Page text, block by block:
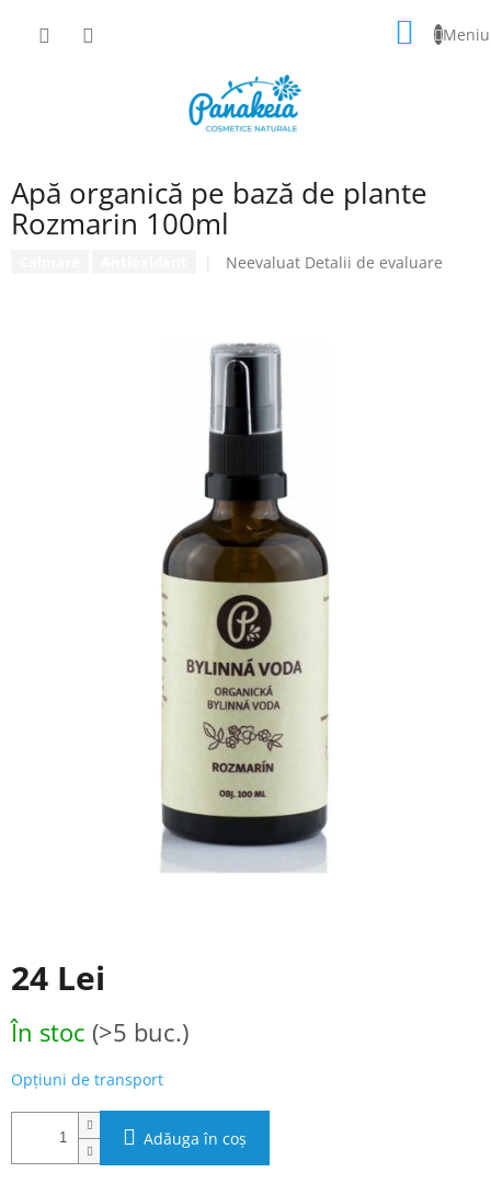
COŞ
Apă organică pe bază de plante
Rozmarin 100ml
Evaluarea
este
0,0
din
5
stele.
Neevaluat Detalii de evaluare
24 Lei
Evaluare
preţ:
În stoc (>5 buc.)
Opțiuni de transport
Adăuga în coş